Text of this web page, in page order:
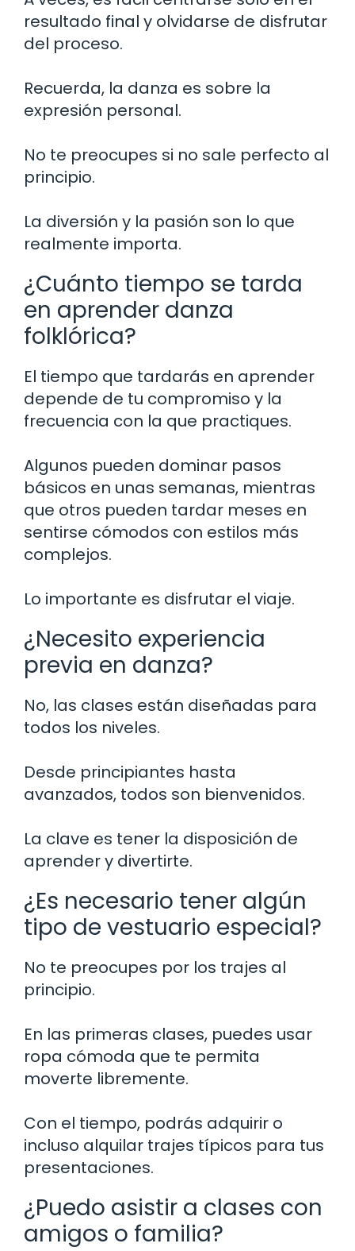
resultado final y olvidarse de disfrutar
del proceso.
Recuerda, la danza es sobre la
expresión personal.
No te preocupes si no sale perfecto al
principio.
La diversión y la pasión son lo que
realmente importa.
¿Cuánto tiempo se tarda
en aprender danza
folklórica?
El tiempo que tardarás en aprender
depende de tu compromiso y la
frecuencia con la que practiques.
Algunos pueden dominar pasos
básicos en unas semanas, mientras
que otros pueden tardar meses en
sentirse cómodos con estilos más
complejos.
Lo importante es disfrutar el viaje.
¿Necesito experiencia
previa en danza?
No, las clases están diseñadas para
todos los niveles.
Desde principiantes hasta
avanzados, todos son bienvenidos.
La clave es tener la disposición de
aprender y divertirte.
¿Es necesario tener algún
tipo de vestuario especial?
No te preocupes por los trajes al
principio.
En las primeras clases, puedes usar
ropa cómoda que te permita
moverte libremente.
Con el tiempo, podrás adquirir o
incluso alquilar trajes típicos para tus
presentaciones.
¿Puedo asistir a clases con
amigos o familia?